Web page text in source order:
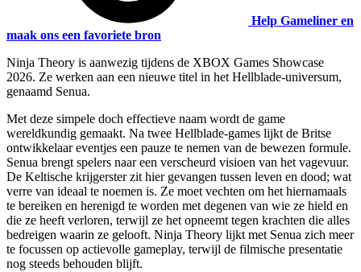
Help Gameliner en
maak ons een favoriete bron
Ninja Theory is aanwezig tijdens de XBOX Games Showcase
2026. Ze werken aan een nieuwe titel in het Hellblade-universum,
genaamd Senua.
Met deze simpele doch effectieve naam wordt de game
wereldkundig gemaakt. Na twee Hellblade-games lijkt de Britse
ontwikkelaar eventjes een pauze te nemen van de bewezen formule.
Senua brengt spelers naar een verscheurd visioen van het vagevuur.
De Keltische krijgerster zit hier gevangen tussen leven en dood; wat
verre van ideaal te noemen is. Ze moet vechten om het hiernamaals
te bereiken en herenigd te worden met degenen van wie ze hield en
die ze heeft verloren, terwijl ze het opneemt tegen krachten die alles
bedreigen waarin ze gelooft. Ninja Theory lijkt met Senua zich meer
te focussen op actievolle gameplay, terwijl de filmische presentatie
nog steeds behouden blijft.